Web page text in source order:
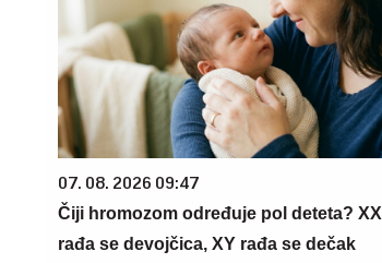
07. 08. 2026 09:47
Čiji hromozom određuje pol deteta? XX
rađa se devojčica, XY rađa se dečak